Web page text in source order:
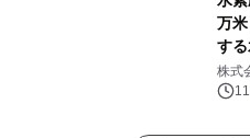
万
す
引
株式